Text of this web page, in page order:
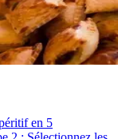
en 5